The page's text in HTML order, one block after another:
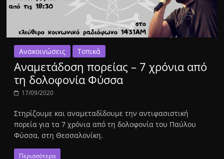
Ανακοινώσεις Τοπικά
Αναμετάδοση πορείας – 7 χρόνια από
τη δολοφονία Φύσσα
17/09/2020
Στηρίζουμε και αναμεταδίδουμε την αντιφασιστική
πορεία για τα 7 χρόνια από τη δολοφονία του Παύλου
Φύσσα, στη Θεσσαλονίκη.
Περισσότερα